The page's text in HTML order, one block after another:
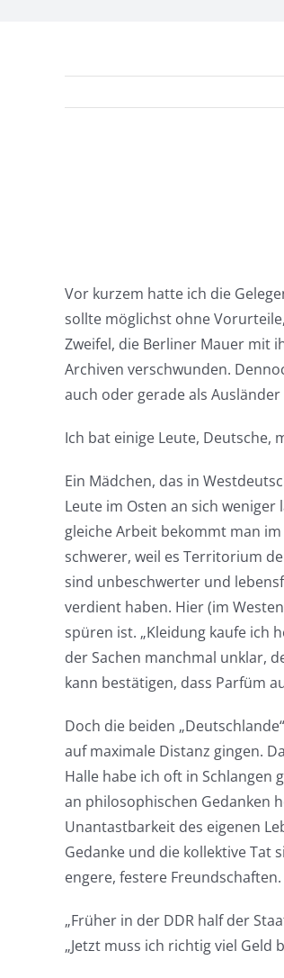
Vor kurzem hatte ich die
sollte möglichst ohne
Zweifel, die Berliner Mauer mit
Archiven verschwunden.
auch oder gerade als
Ich bat einige Leute, Deutsche,
Ein Mädchen, das in
Leute im Osten an sich
gleiche Arbeit bekommt man
schwerer, weil es Territorium
sind unbeschwerter und
verdient haben. Hier (im
spüren ist. „Kleidung kaufe ich
der Sachen manchmal unklar,
kann bestätigen, dass Parfüm
Doch die beiden
auf maximale Distanz gingen.
Halle habe ich oft in Schlangen
an philosophischen Gedanken
Unantastbarkeit des eigenen
Gedanke und die kollektive Tat
engere, festere Freundschaften.
„Früher in der DDR half der
„Jetzt muss ich richtig viel Geld